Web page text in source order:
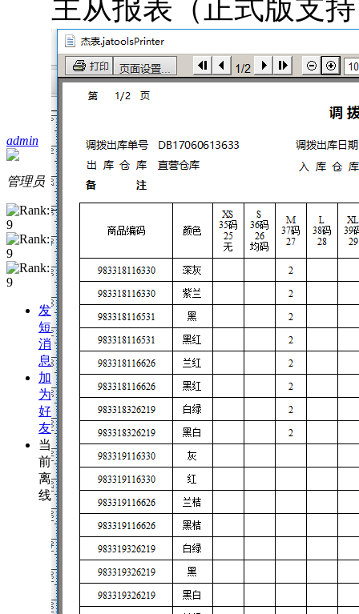
admin
管理员
发
短
消
息
加
为
好
友
当
前
离
线
主从报表（正式版支